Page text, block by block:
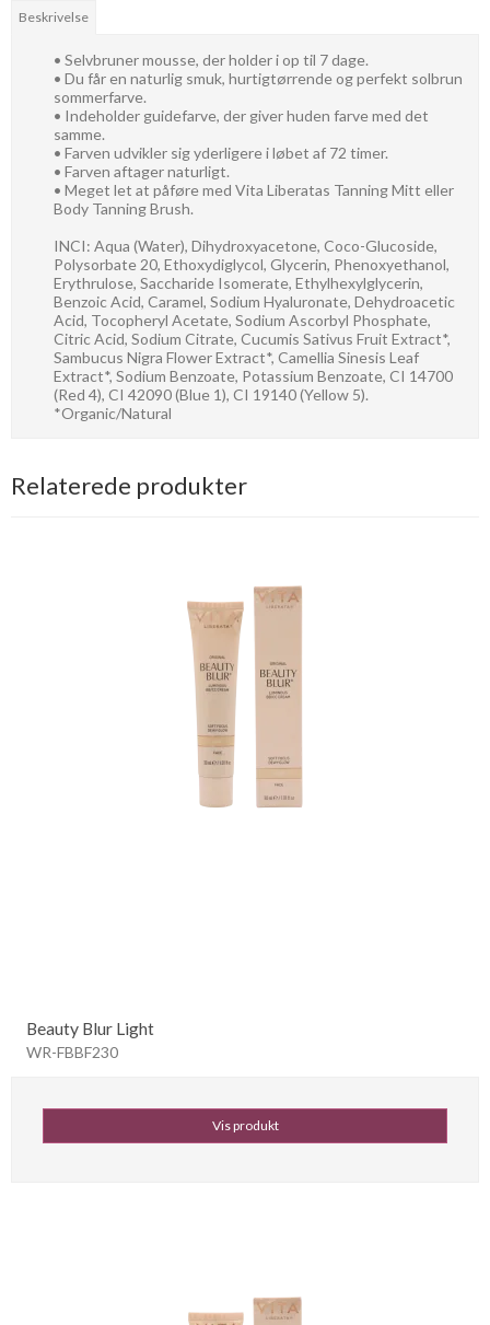
Beskrivelse
• Selvbruner mousse, der holder i op til 7 dage.
• Du får en naturlig smuk, hurtigtørrende og perfekt solbrun
sommerfarve.
• Indeholder guidefarve, der giver huden farve med det
samme.
• Farven udvikler sig yderligere i løbet af 72 timer.
• Farven aftager naturligt.
• Meget let at påføre med Vita Liberatas Tanning Mitt eller
Body Tanning Brush.
INCI: Aqua (Water), Dihydroxyacetone, Coco-Glucoside,
Polysorbate 20, Ethoxydiglycol, Glycerin, Phenoxyethanol,
Erythrulose, Saccharide Isomerate, Ethylhexylglycerin,
Benzoic Acid, Caramel, Sodium Hyaluronate, Dehydroacetic
Acid, Tocopheryl Acetate, Sodium Ascorbyl Phosphate,
Citric Acid, Sodium Citrate, Cucumis Sativus Fruit Extract*,
Sambucus Nigra Flower Extract*, Camellia Sinesis Leaf
Extract*, Sodium Benzoate, Potassium Benzoate, CI 14700
(Red 4), CI 42090 (Blue 1), CI 19140 (Yellow 5).
*Organic/Natural
Relaterede produkter
Beauty Blur Light
WR-FBBF230
Vis produkt